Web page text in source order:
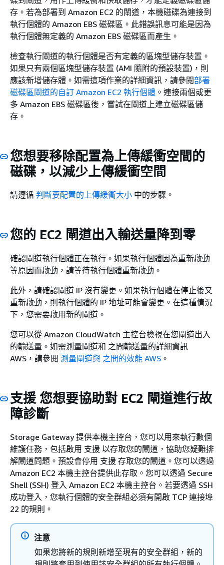
存。若為部署到 Amazon EC2 的閘道，本機磁碟為連接到
執行個體的 Amazon EBS 磁碟區。此錯誤訊息可能是因為
執行個體無定義的 Amazon EBS 磁碟區而產生。
檢查執行閘道的執行個體是否有定義的區塊型儲存裝置。
如果只有兩個區塊型儲存裝置 (AMI 隨附的預設裝置)，則
應該新增儲存體。如需這項作業的詳細資訊，請參閱部署
磁碟區閘道的自訂 Amazon EC2 執行個體 。連接兩個或更
多 Amazon EBS 磁碟區後，嘗試在閘道上建立磁碟區儲
存。
您想要移除配置為上傳緩衝空間的
磁碟，以減少上傳緩衝空間
請遵循 判斷要配置的上傳緩衝大小 中的步驟。
您的 EC2 閘道出入輸送量降到零
確認閘道執行個體正在執行。如果執行個體因為重新啟動
等原因而啟動，請等待執行個體重新啟動。
此外，請確認閘道 IP 沒有變更。如果執行個體在停止後又
重新啟動，則執行個體的 IP 地址可能會變更。在這種情況
下，您需要啟用新的閘道。
您可以從 Amazon CloudWatch 主控台檢視在您閘道出入
的輸送量。如需測量閘道和 之間輸送量的詳細資訊
AWS，請參閱 測量閘道與 之間的效能 AWS 。
支援 您想要協助對 EC2 閘道進行故
障診斷
Storage Gateway 提供本機主控台，您可以用來執行數個
維護任務，包括啟用 支援 以存取您的閘道，協助您疑難排
解閘道問題。預設會停用 支援 存取您的閘道。您可以透過
Amazon EC2 本機主控台提供此存取。您可以透過 Secure
Shell (SSH) 登入 Amazon EC2 本機主控台。若要透過 SSH
成功登入，您執行個體的安全群組必須有開啟 TCP 連接埠
22 的規則。
注意
如果您將新的規則新增至現有的安全群組，新的